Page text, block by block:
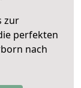
zur
perfekten
nach